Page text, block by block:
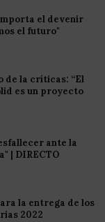
el devenir
el futuro"
de la críticas: “El
es un proyecto
ante la
| DIRECTO
la entrega de los
2022